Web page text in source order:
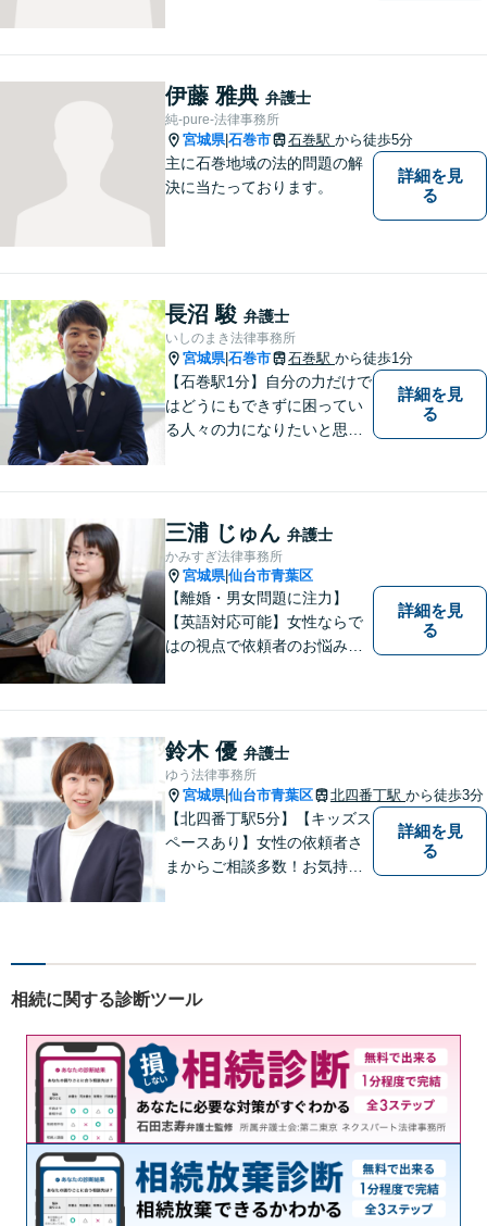
伊藤 雅典 弁護士
純-pure-法律事務所
宮城県|石巻市 石巻駅 から徒歩5分
主に石巻地域の法的問題の解
決に当たっております。
詳細を見
る
長沼 駿 弁護士
いしのまき法律事務所
宮城県|石巻市 石巻駅 から徒歩1分
【石巻駅1分】自分の力だけで
はどうにもできずに困ってい
る人々の力になりたいと思い
決ができるよう、サポートい
たします。ぜひ一度ご相談く
ださい。
詳細を見
る
三浦 じゅん 弁護士
かみすぎ法律事務所
宮城県|仙台市青葉区
【離婚・男女問題に注力】
【英語対応可能】女性ならで
はの視点で依頼者のお悩みに
男女問題やセクハラ事件など
のお困り事がございました
ら、お気軽にご相談くださ
い。
詳細を見
る
鈴木 優 弁護士
ゆう法律事務所
宮城県|仙台市青葉区 北四番丁駅 から徒歩3分
【北四番丁駅5分】【キッズス
ペースあり】女性の依頼者さ
まからご相談多数！お気持ち
料請求／親権・養育費【労働
のトラブルに迅速に対応【初
回相談無料】
詳細を見
る
相続に関する診断ツール